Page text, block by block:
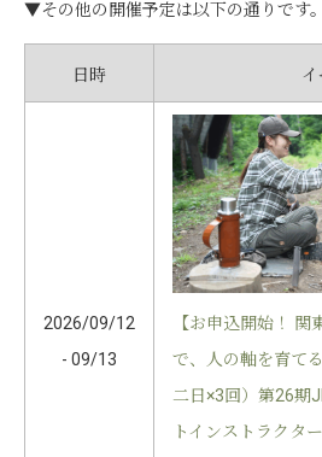
▼その他の開催予定は以下の通りです。
日時
2026/09/12
- 09/13
【お申込開始！
で、人の軸を育て
二日×3回）第26期
トインストラクタ